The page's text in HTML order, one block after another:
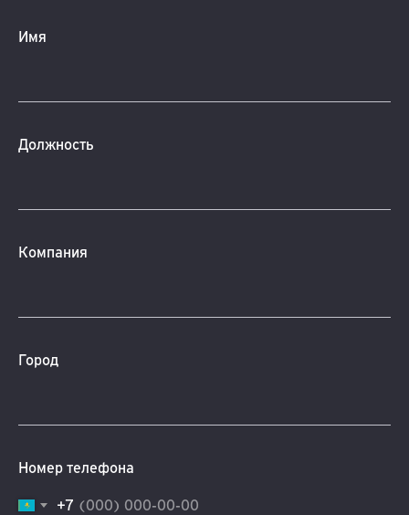
Имя
Должность
Компания
Город
Номер телефона
+7